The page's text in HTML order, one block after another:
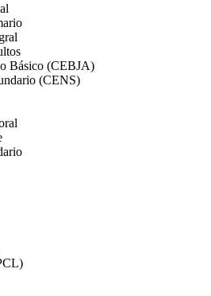
- Patrona de los Viñedos
Básico (CEBJA)
(CENS)